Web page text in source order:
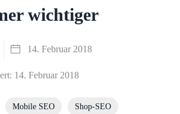
wichtiger
14. Februar 2018
14. Februar 2018
Mobile SEO Shop-SEO